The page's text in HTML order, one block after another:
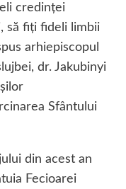
credinţei
să fiţi fideli limbii
arhiepiscopul
dr. Jakubinyi
Sfântului
din acest an
Fecioarei